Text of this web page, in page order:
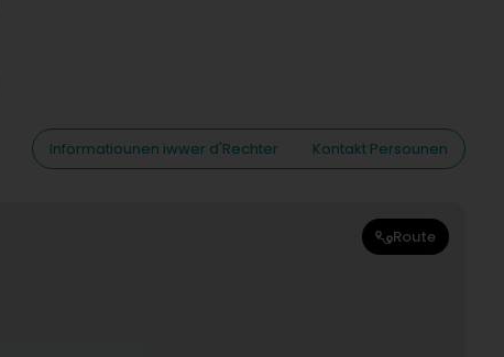
Informatiounen iwwer d'Rechter
Kontakt Persounen
Route